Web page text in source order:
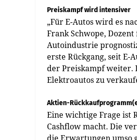
Preiskampf wird intensiver
„Für E-Autos wird es
Frank Schwope,
Autoindustrie
erste Rückgang, seit E-
der Preiskampf weiter.
Elektroautos zu
Aktien-
Eine wichtige Frage ist
Cashflow macht. Die